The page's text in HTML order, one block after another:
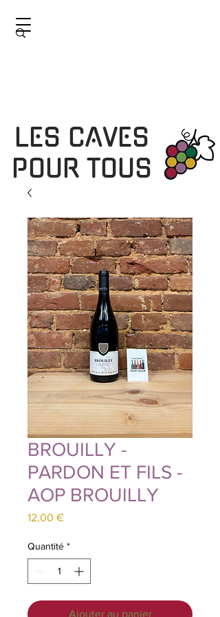
LES CAVES
POUR TOUS
BROUILLY -
PARDON ET FILS -
AOP BROUILLY
12,00 €Prix
Quantité *
Ajouter au panier